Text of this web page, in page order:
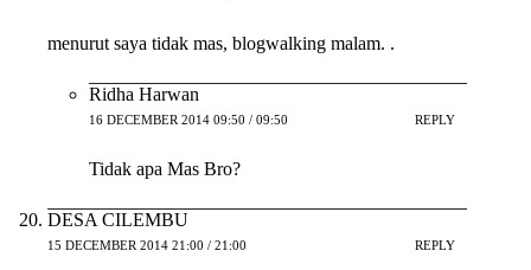
menurut saya tidak mas, blogwalking malam. .
Ridha Harwan
16 DECEMBER 2014 09:50 / 09:50 REPLY
Tidak apa Mas Bro?
DESA CILEMBU
15 DECEMBER 2014 21:00 / 21:00 REPLY